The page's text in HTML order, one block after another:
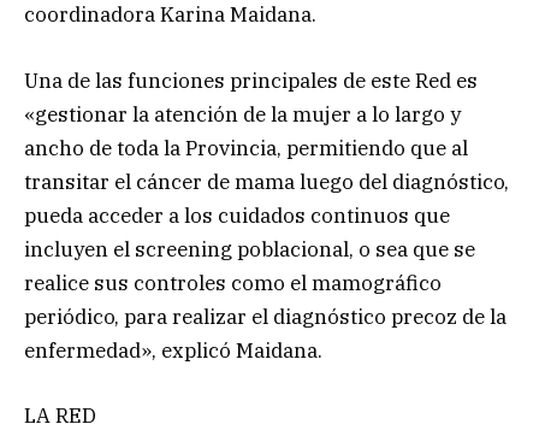
coordinadora Karina Maidana.
Una de las funciones principales de este Red es
«gestionar la atención de la mujer a lo largo y
ancho de toda la Provincia, permitiendo que al
transitar el cáncer de mama luego del diagnóstico,
pueda acceder a los cuidados continuos que
incluyen el screening poblacional, o sea que se
realice sus controles como el mamográfico
periódico, para realizar el diagnóstico precoz de la
enfermedad», explicó Maidana.
LA RED